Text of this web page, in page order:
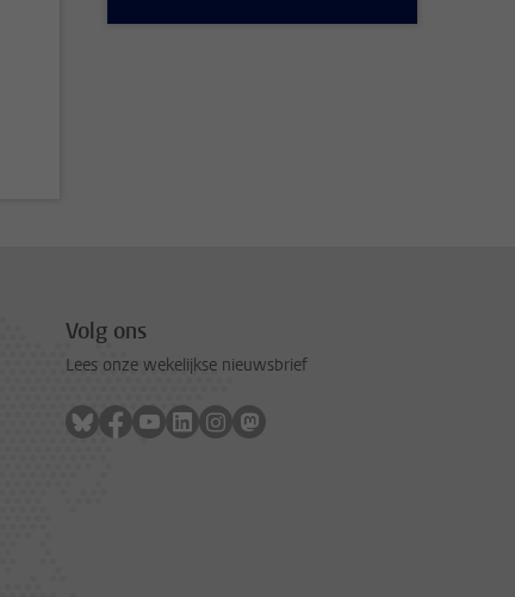
Volg ons
Lees onze wekelijkse nieuwsbrief
Volg ons op bluesky
Volg ons op facebook
Volg ons op youtube
Volg ons op linkedin
Volg ons op instagram
Volg ons op mastodon